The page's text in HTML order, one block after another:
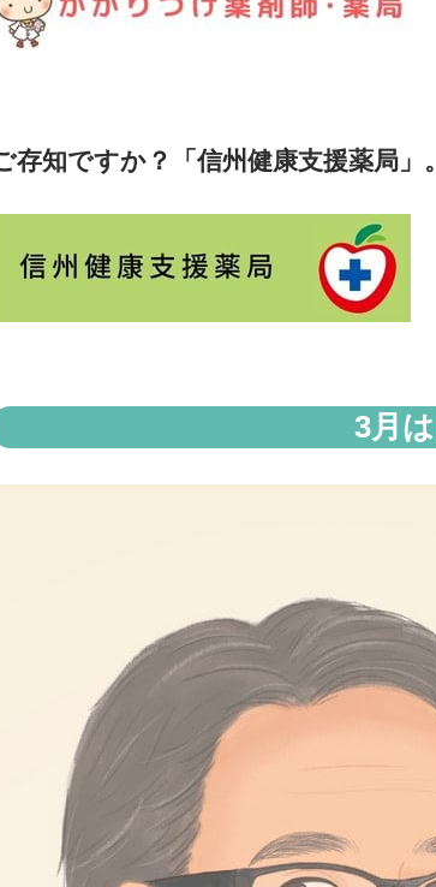
存知ですか？「信州健康支援薬局
3月